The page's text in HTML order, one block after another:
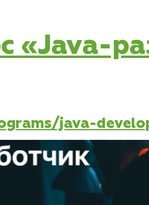
«Java-
java-